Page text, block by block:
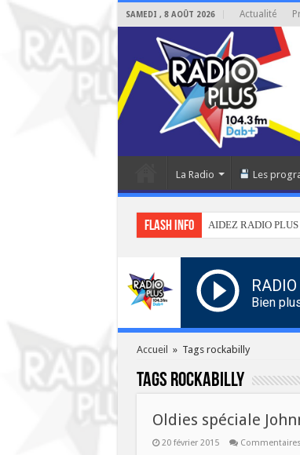
SAMEDI , 8 AOÛT 2026 Actualité
La Radio Les
Flash info AIDEZ RADIO
Bien
Accueil » Tags rockabilly
Tags rockabilly
Oldies spéciale
20 février 2015